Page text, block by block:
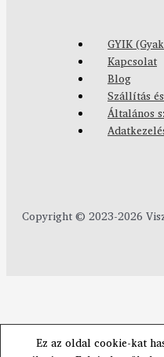
GYIK
Kapcsolat
Blog
Szállítás
Általános
Copyright © 2023-2026
Ez az oldal cookie-kat